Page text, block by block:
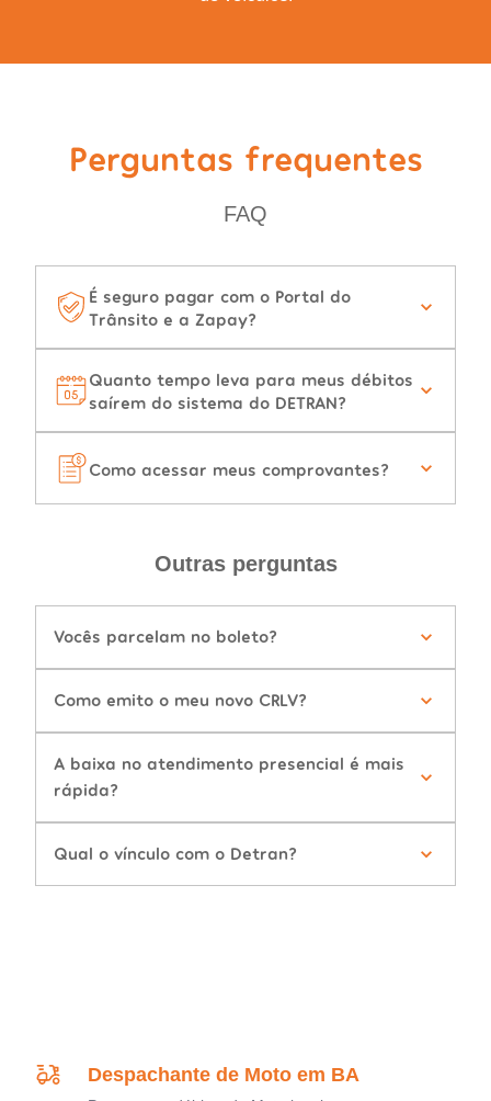
Perguntas frequentes
FAQ
É seguro pagar com o Portal do
Trânsito e a Zapay?
Quanto tempo leva para meus débitos
saírem do sistema do DETRAN?
Como acessar meus comprovantes?
Outras perguntas
Vocês parcelam no boleto?
Como emito o meu novo CRLV?
A baixa no atendimento presencial é mais
rápida?
Qual o vínculo com o Detran?
Despachante de Moto em BA